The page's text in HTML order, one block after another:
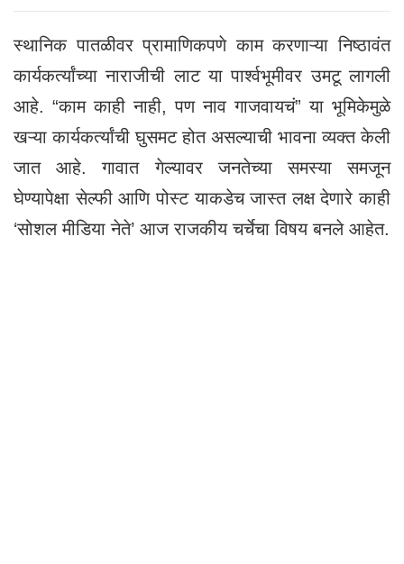
स्थानिक पातळीवर प्रामाणिकपणे काम करणाऱ्या निष्ठावंत
कार्यकर्त्यांच्या नाराजीची लाट या पार्श्वभूमीवर उमटू लागली
आहे. “काम काही नाही, पण नाव गाजवायचं” या भूमिकेमुळे
खऱ्या कार्यकर्त्यांची घुसमट होत असल्याची भावना व्यक्त केली
जात आहे. गावात गेल्यावर जनतेच्या समस्या समजून
घेण्यापेक्षा सेल्फी आणि पोस्ट याकडेच जास्त लक्ष देणारे काही
‘सोशल मीडिया नेते’ आज राजकीय चर्चेचा विषय बनले आहेत.